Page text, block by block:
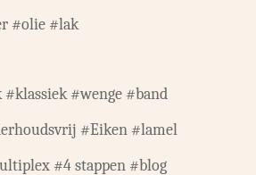
#olie #lak
#wenge #band
#Eiken #lamel
#4 stappen #blog